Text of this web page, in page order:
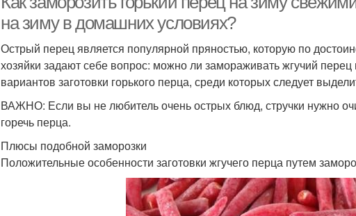
на зиму в домашних условиях?
Острый перец является популярной пряностью, которую по
хозяйки задают себе вопрос: можно ли замораживать жгучий
вариантов заготовки горького перца, среди которых следует
ВАЖНО: Если вы не любитель очень острых блюд, стручки нужно
горечь перца.
Плюсы подобной заморозки
Положительные особенности заготовки жгучего перца путем